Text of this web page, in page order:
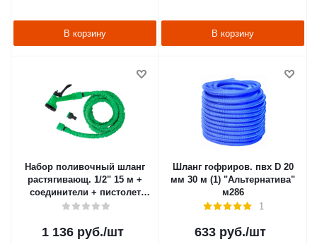
В корзину В корзину
Набор поливочный шланг
растягивающ. 1/2" 15 м +
соединители + пистолет
(1/12) "PARK" LS1051-150
1 136руб./шт
Шланг гофриров. пвх D 20
мм 30 м (1) "Альтернатива"
м286
1
633 руб./шт